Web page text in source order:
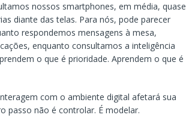
nossos smartphones, em média, quase
diante das telas. Para nós, pode parecer
respondemos mensagens à mesa,
enquanto consultamos a inteligência
o que é prioridade. Aprendem o que é
com o ambiente digital afetará sua
passo não é controlar. É modelar.